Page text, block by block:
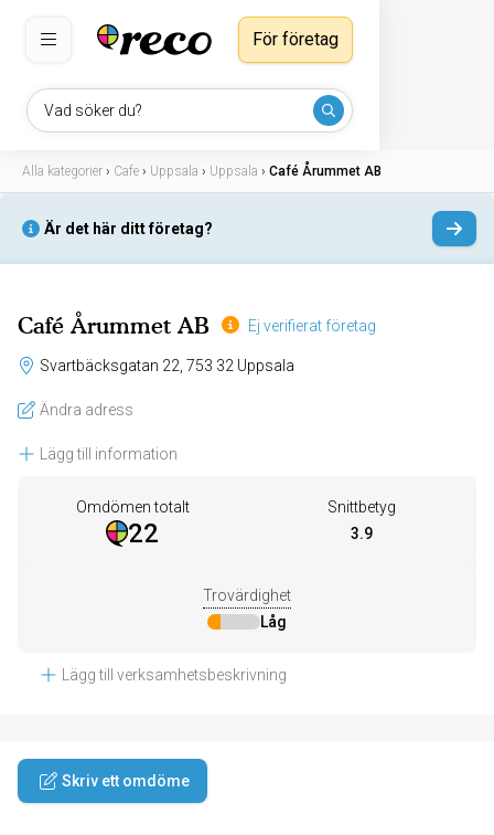
Vad söker du?
För företag
Alla kategorier › Cafe › Uppsala › Uppsala › Café Årummet AB
Är det här ditt företag?
Café Årummet AB Ej verifierat företag
Svartbäcksgatan 22, 753 32 Uppsala
Ändra adress
Lägg till information
Omdömen totalt
22
Snittbetyg
3.9
Trovärdighet
Låg
Lägg till verksamhetsbeskrivning
Skriv ett omdöme